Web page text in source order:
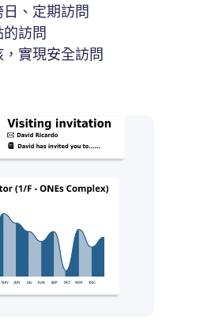
、定期訪問
訪問
實現安全訪問